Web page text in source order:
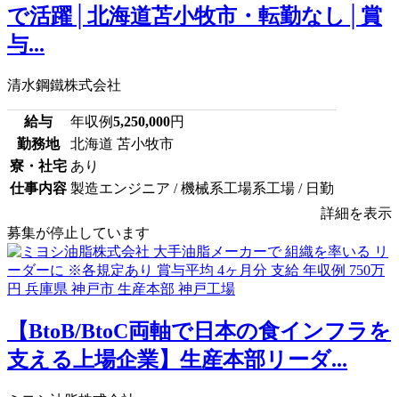
で活躍│北海道苫小牧市・転勤なし│賞
与...
清水鋼鐵株式会社
給与 年収例5,250,000円
勤務地
北海道 苫小牧市
寮・社宅 あり
仕事内容 製造エンジニア / 機械系工場系工場 / 日勤
詳細を表示
募集が停止しています
【BtoB/BtoC両軸で日本の食インフラを
支える上場企業】生産本部リーダ...